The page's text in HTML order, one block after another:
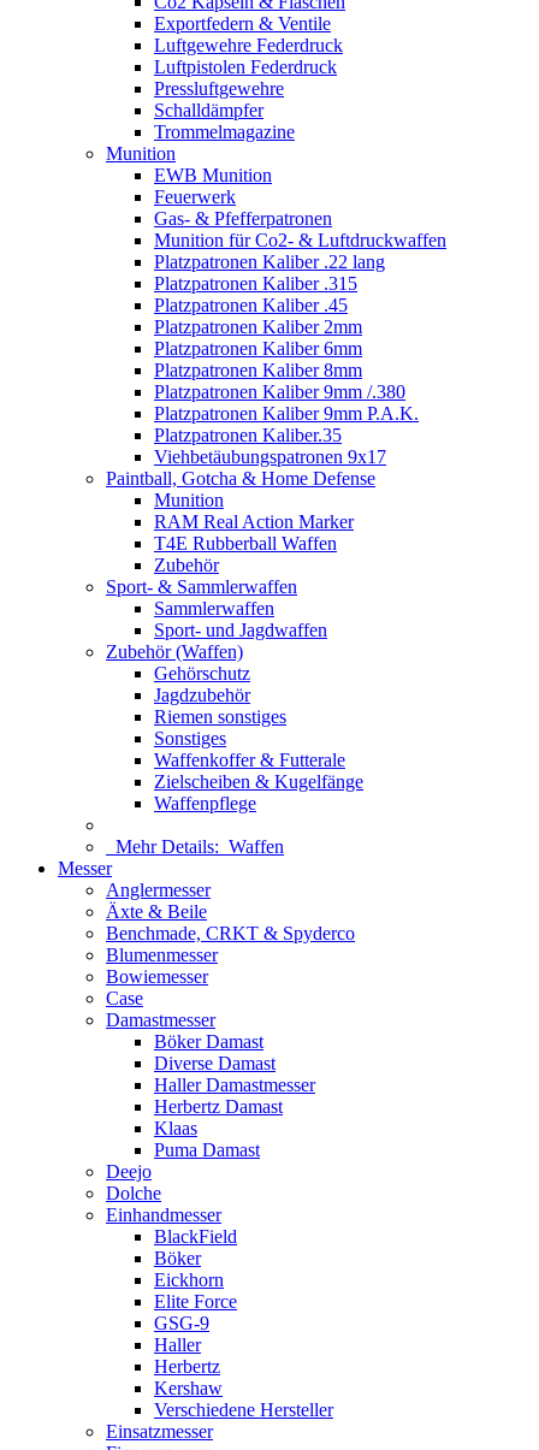
Exportfedern & Ventile
Luftgewehre Federdruck
Luftpistolen Federdruck
Pressluftgewehre
Schalldämpfer
Trommelmagazine
Munition
EWB Munition
Feuerwerk
Gas- & Pfefferpatronen
Munition für Co2- & Luftdruckwaffen
Platzpatronen Kaliber .22 lang
Platzpatronen Kaliber .315
Platzpatronen Kaliber .45
Platzpatronen Kaliber 2mm
Platzpatronen Kaliber 6mm
Platzpatronen Kaliber 8mm
Platzpatronen Kaliber 9mm /.380
Platzpatronen Kaliber 9mm P.A.K.
Platzpatronen Kaliber.35
Viehbetäubungspatronen 9x17
Paintball, Gotcha & Home Defense
Munition
RAM Real Action Marker
T4E Rubberball Waffen
Zubehör
Sport- & Sammlerwaffen
Sammlerwaffen
Sport- und Jagdwaffen
Zubehör (Waffen)
Gehörschutz
Jagdzubehör
Riemen sonstiges
Sonstiges
Waffenkoffer & Futterale
Zielscheiben & Kugelfänge
Waffenpflege
Mehr Details: Waffen
Messer
Anglermesser
Äxte & Beile
Benchmade, CRKT & Spyderco
Blumenmesser
Bowiemesser
Case
Damastmesser
Böker Damast
Diverse Damast
Haller Damastmesser
Herbertz Damast
Klaas
Puma Damast
Deejo
Dolche
Einhandmesser
BlackField
Böker
Eickhorn
Elite Force
GSG-9
Haller
Herbertz
Kershaw
Verschiedene Hersteller
Einsatzmesser